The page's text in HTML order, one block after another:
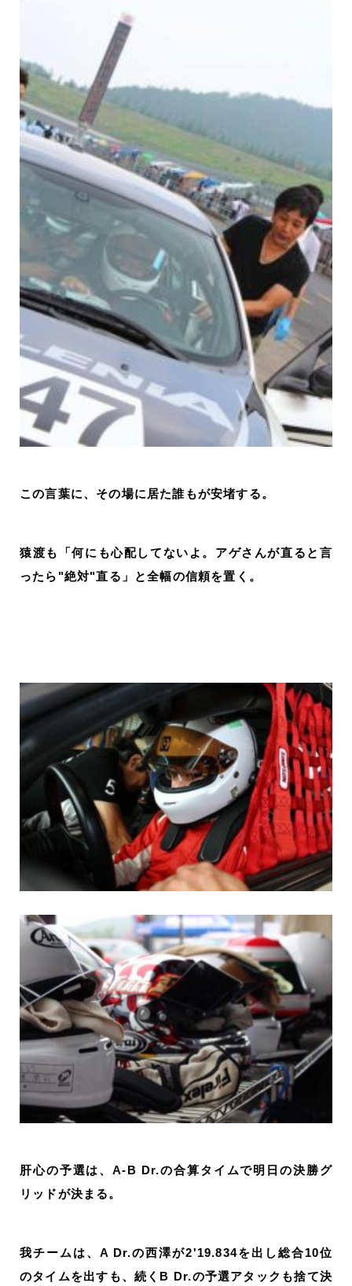
この言葉に、その場に居た誰もが安堵する。
猿渡も「何にも心配してないよ。アゲさんが直ると言
ったら"絶対"直る」と全幅の信頼を置く。
肝心の予選は、A-B Dr.の合算タイムで明日の決勝グ
リッドが決まる。
我チームは、A Dr.の西澤が2'19.834を出し総合10位
のタイムを出すも、続くB Dr.の予選アタックも捨て決